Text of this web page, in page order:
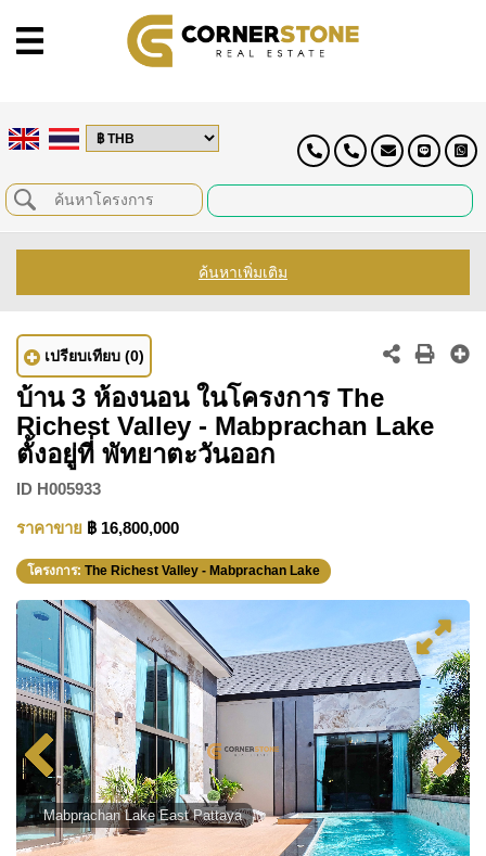
ค้นหาเพิ่มเติม
เปรียบเทียบ (0)
บ้าน 3 ห้องนอน ในโครงการ The
Richest Valley - Mabprachan Lake
ตั้งอยู่ที่ พัทยาตะวันออก
ID H005933
ราคาขาย ฿ 16,800,000
โครงการ: The Richest Valley - Mabprachan Lake
Mabprachan Lake East Pattaya